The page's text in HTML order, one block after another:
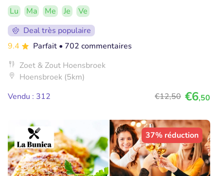
Lu Ma Me Je
Ve
Deal très populaire
9.4
Parfait • 702 commentaires
Zoet & Zout Hoensbroek
Hoensbroek (5km)
Vendu : 312
€12,50 €6,50
37% réduction